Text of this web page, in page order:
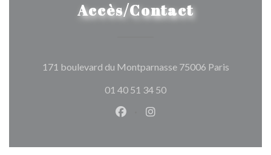
Accès/Contact
171 boulevard du Montparnasse 75006 Paris((ouvre
01 40 51 34 50
Facebook ((ouvre une
Instagram ((ouvre une